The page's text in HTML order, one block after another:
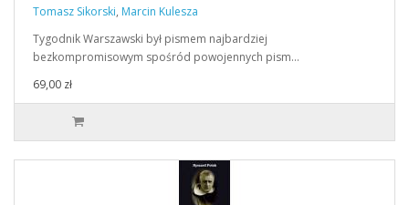
Tomasz Sikorski, Marcin Kulesza
Tygodnik Warszawski był pismem najbardziej
bezkompromisowym spośród powojennych pism…
69,00 zł